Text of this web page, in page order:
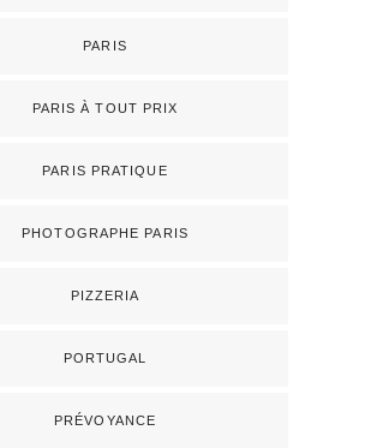
PARIS
PARIS À TOUT PRIX
PARIS PRATIQUE
PHOTOGRAPHE PARIS
PIZZERIA
PORTUGAL
PRÉVOYANCE